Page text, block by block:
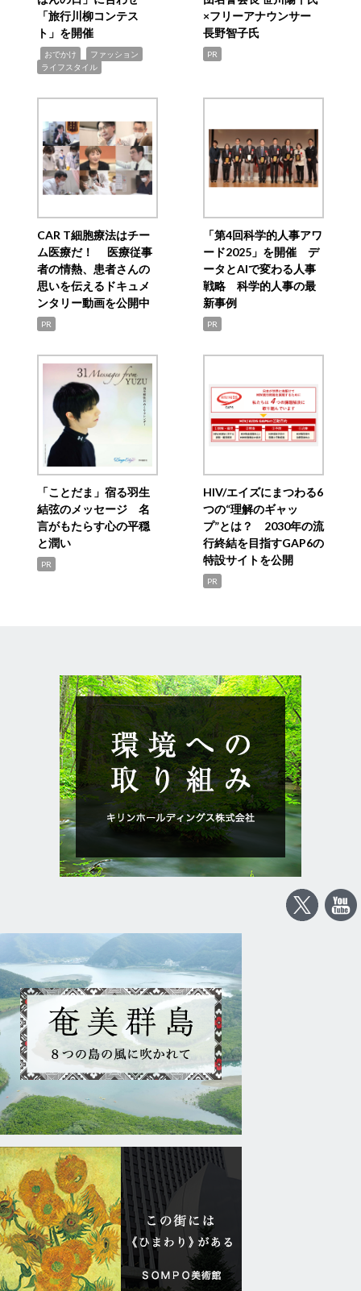
「旅行川柳コンテス
ト」を開催
おでかけ ファッション
ライフスタイル
×フリーアナウンサー
長野智子氏
PR
CAR T細胞療法はチー
ム医療だ！ 医療従事
者の情熱、患者さんの
思いを伝えるドキュメ
ンタリー動画を公開中
PR
「第4回科学的人事アワ
ード2025」を開催 デ
ータとAIで変わる人事
戦略 科学的人事の最
新事例
PR
「ことだま」宿る羽生
結弦のメッセージ 名
言がもたらす心の平穏
と潤い
PR
HIV/エイズにまつわる6
つの“理解のギャッ
プ”とは？ 2030年の流
行終結を目指すGAP6の
特設サイトを公開
PR